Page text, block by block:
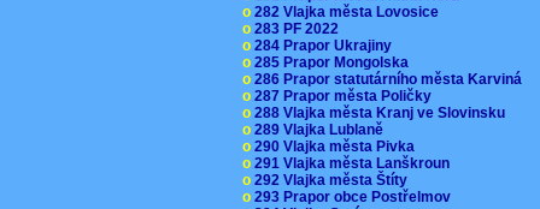
o 282 Vlajka města Lovosice
o 283 PF 2022
o 284 Prapor Ukrajiny
o 285 Prapor Mongolska
o 286 Prapor statutárního města Karviná
o 287 Prapor města Poličky
o 288 Vlajka města Kranj ve Slovinsku
o 289 Vlajka Lublaně
o 290 Vlajka města Pivka
o 291 Vlajka města Lanškroun
o 292 Vlajka města Štíty
o 293 Prapor obce Postřelmov